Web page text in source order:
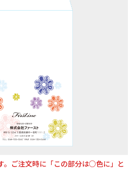
。ご注文時に「この部分は○色に」と